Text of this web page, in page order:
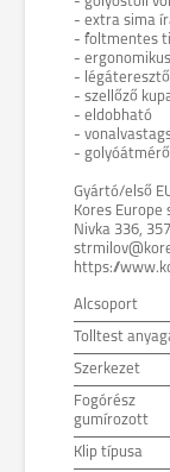
- extra sima
- foltmentes
-
-
- szellőző
- eldobható
-
-
Gyártó/első
Kores Europe
Nivka 336,
https://
Alcsoport
Tolltest
Szerkezet
Fogórész
gumírozott
Klip típusa